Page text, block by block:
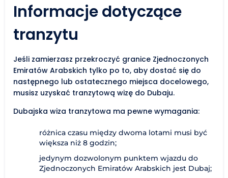
Informacje dotyczące
tranzytu
Jeśli zamierzasz przekroczyć granice Zjednoczonych
Emiratów Arabskich tylko po to, aby dostać się do
następnego lub ostatecznego miejsca docelowego,
musisz uzyskać tranzytową wizę do Dubaju.
Dubajska wiza tranzytowa ma pewne wymagania:
różnica czasu między dwoma lotami musi być
większa niż 8 godzin;
jedynym dozwolonym punktem wjazdu do
Zjednoczonych Emiratów Arabskich jest Dubaj;